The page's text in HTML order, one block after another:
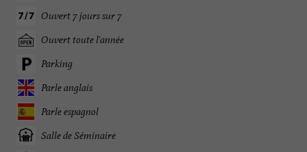
Ouvert 7 jours sur 7
Ouvert toute l'année
Parking
Parle anglais
Parle espagnol
Salle de Séminaire